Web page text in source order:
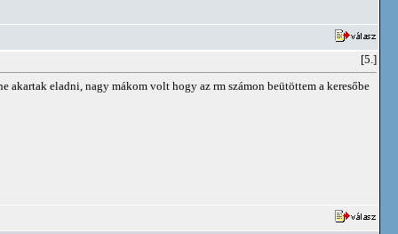
[5.]
eladni, nagy mákom volt hogy az rm számon beütöttem a keresőbe